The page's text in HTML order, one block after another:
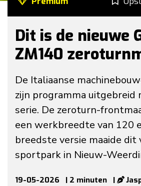
Dit is de nieuwe
ZM140
De Italiaanse
zijn programma uitgebreid
serie. De zeroturn-
een werkbreedte van 120
breedste versie maaide dit
sportpark in Nieuw-
19-05-2026 | 2 minuten |